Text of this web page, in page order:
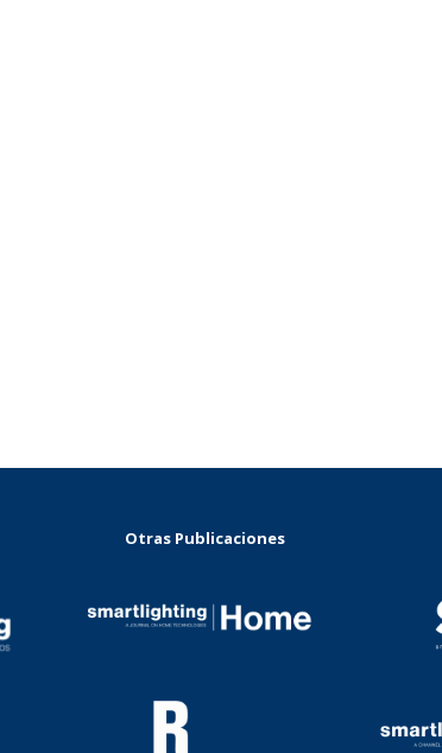
Otras Publicaciones